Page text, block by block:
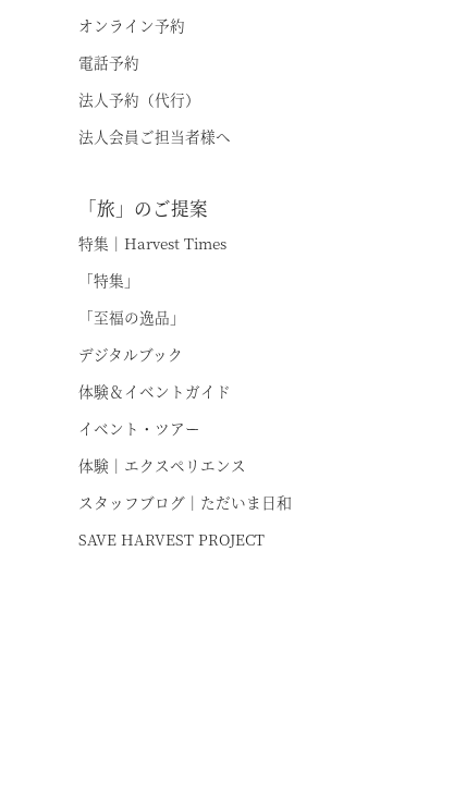
オンライン予約
電話予約
法人予約（代行）
法人会員ご担当者様へ
「旅」のご提案
特集｜Harvest Times
「特集」
「至福の逸品」
デジタルブック
体験＆イベントガイド
イベント・ツアー
体験｜エクスペリエンス
スタッフブログ｜ただいま日和
SAVE HARVEST PROJECT